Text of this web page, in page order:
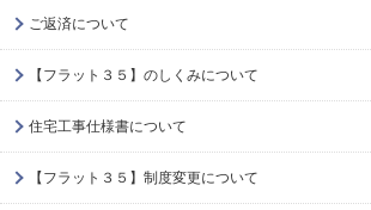
ご返済について
【フラット３５】のしくみについて
住宅工事仕様書について
【フラット３５】制度変更について